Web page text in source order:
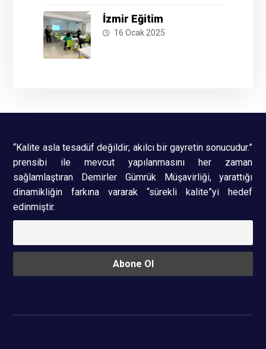
İzmir Eğitim
16 Ocak 2025
“Kalite asla tesadüf değildir; akılcı bir gayretin sonucudur.”
prensibi ile mevcut yapılanmasını her zaman
sağlamlaştıran Demirler Gümrük Müşavirliği, yarattığı
dinamikliğin farkına vararak “sürekli kalite”yi hedef
edinmiştir.